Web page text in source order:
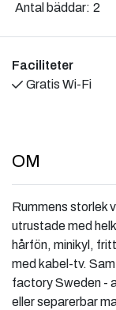
Antal bäddar: 2
Faciliteter
Gratis Wi-Fi
OM
Rummens storlek
utrustade med
hårfön, minikyl,
med kabel-tv.
factory Sweden -
eller separerbar